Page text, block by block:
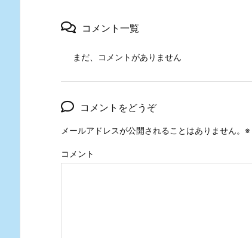
コメント一覧
まだ、コメントがありません
コメントをどうぞ
メールアドレスが公開されることはありません。 ※
コメント